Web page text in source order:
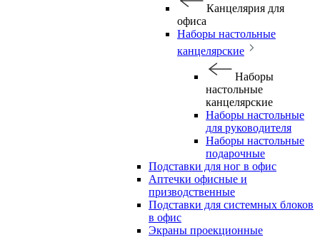
Канцелярия для
офиса
Наборы настольные
канцелярские
Наборы
настольные
канцелярские
Наборы настольные
для руководителя
Наборы настольные
подарочные
Подставки для ног в офис
Аптечки офисные и
призводственные
Подставки для системных блоков
в офис
Экраны проекционные